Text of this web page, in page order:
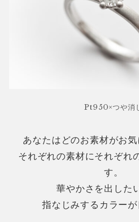
Pt950×つや消
あなたはどのお素材がお
それぞれの素材にそれぞれ
す。
華やかさを出した
指なじみするカラーが